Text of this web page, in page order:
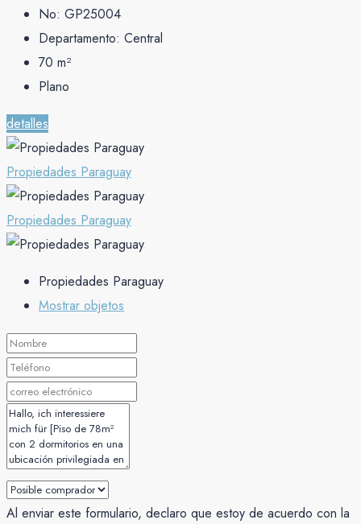
No: GP25004
Departamento: Central
70 m²
Plano
detalles
Propiedades Paraguay
Propiedades Paraguay
Propiedades Paraguay
Mostrar objetos
Al enviar este formulario, declaro que estoy de acuerdo con la